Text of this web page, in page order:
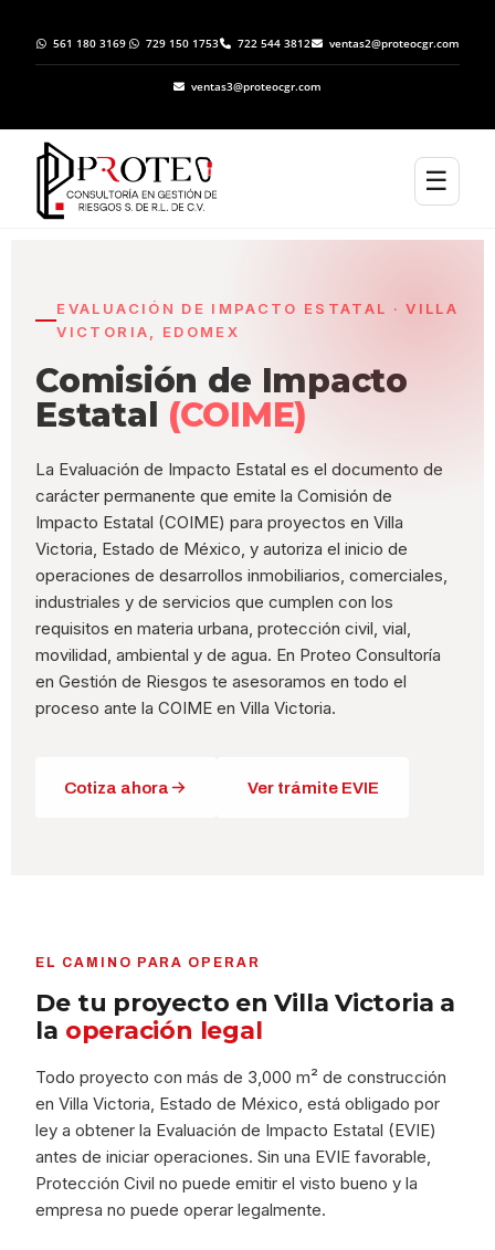
561 180 3169 729 150 1753 722 544 3812 ventas2@proteocgr.com
ventas3@proteocgr.com
☰
EVALUACIÓN DE IMPACTO ESTATAL · VILLA
VICTORIA, EDOMEX
Comisión de Impacto
Estatal (COIME)
La Evaluación de Impacto Estatal es el documento de
carácter permanente que emite la Comisión de
Impacto Estatal (COIME) para proyectos en Villa
Victoria, Estado de México, y autoriza el inicio de
operaciones de desarrollos inmobiliarios, comerciales,
industriales y de servicios que cumplen con los
requisitos en materia urbana, protección civil, vial,
movilidad, ambiental y de agua. En Proteo Consultoría
en Gestión de Riesgos te asesoramos en todo el
proceso ante la COIME en Villa Victoria.
Cotiza ahora Ver trámite EVIE
EL CAMINO PARA OPERAR
De tu proyecto en Villa Victoria a
la operación legal
Todo proyecto con más de 3,000 m² de construcción
en Villa Victoria, Estado de México, está obligado por
ley a obtener la Evaluación de Impacto Estatal (EVIE)
antes de iniciar operaciones. Sin una EVIE favorable,
Protección Civil no puede emitir el visto bueno y la
empresa no puede operar legalmente.